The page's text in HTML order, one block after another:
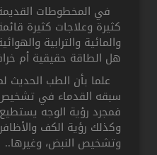
في المخطوطات القديمة
كثيرة وعلاجات كثيرة قائمة
والمائية والترابية
هل الطاقة حقيقية أم خرافية!!
علما بأن الطب الحديث لم يأت
سبقه القدماء في تشخيص
فمجرد رؤية الوجه يستطيع
وكذلك رؤية الكف والأظافر،
وتشخيص النبض، وغيرها..